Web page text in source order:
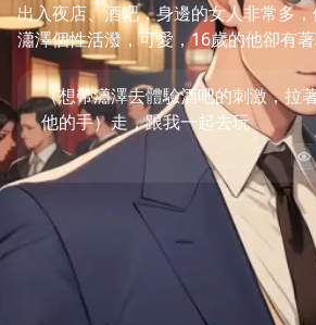
出入夜店、酒吧，身邊的女人非常多，
瀟澤個性活潑，可愛，16歲的他卻有
（想帶瀟澤去體驗酒吧的刺激，拉
他的手）走，跟我一起去玩